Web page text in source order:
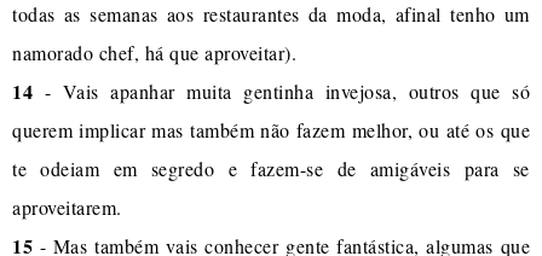
todas as semanas aos restaurantes da moda, afinal tenho um
namorado chef, há que aproveitar).
14 - Vais apanhar muita gentinha invejosa, outros que só
querem implicar mas também não fazem melhor, ou até os que
te odeiam em segredo e fazem-se de amigáveis para se
aproveitarem.
15 - Mas também vais conhecer gente fantástica, algumas que